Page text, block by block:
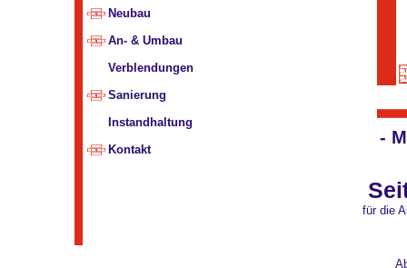
Neubau
An- & Umbau
Verblendungen
Sanierung
Instandhaltung
Kontakt
-
für die